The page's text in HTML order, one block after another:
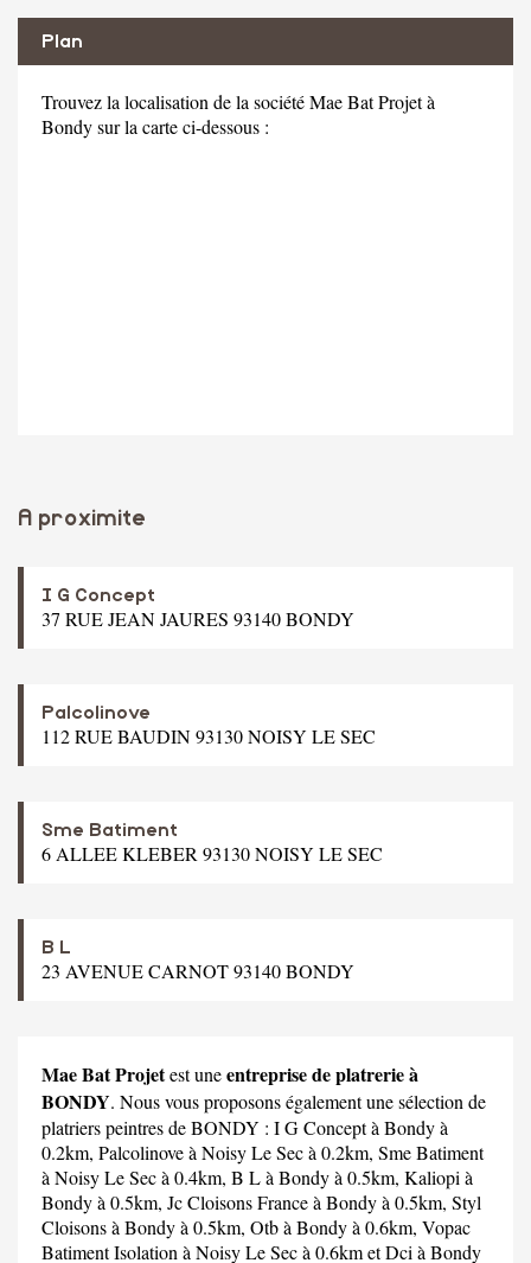
Plan
Trouvez la localisation de la société Mae Bat Projet à
Bondy sur la carte ci-dessous :
A proximite
I G Concept
37 RUE JEAN JAURES 93140 BONDY
Palcolinove
112 RUE BAUDIN 93130 NOISY LE SEC
Sme Batiment
6 ALLEE KLEBER 93130 NOISY LE SEC
B L
23 AVENUE CARNOT 93140 BONDY
Mae Bat Projetest uneentreprise de platrerie à
BONDY. Nous vous proposons également une sélection de
platriers peintres de BONDY : I G Conceptà Bondy à
0.2km, Palcolinoveà Noisy Le Sec à 0.2km, Sme Batiment
à Noisy Le Sec à 0.4km, B Là Bondy à 0.5km, Kaliopi à
Bondy à 0.5km, Jc Cloisons Franceà Bondy à 0.5km, Styl
Cloisonsà Bondy à 0.5km, Otbà Bondy à 0.6km, Vopac
Batiment Isolation à Noisy Le Sec à 0.6km etDci à Bondy